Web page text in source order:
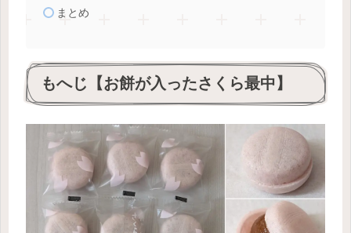
まとめ
もへじ【お餅が入ったさくら最中】